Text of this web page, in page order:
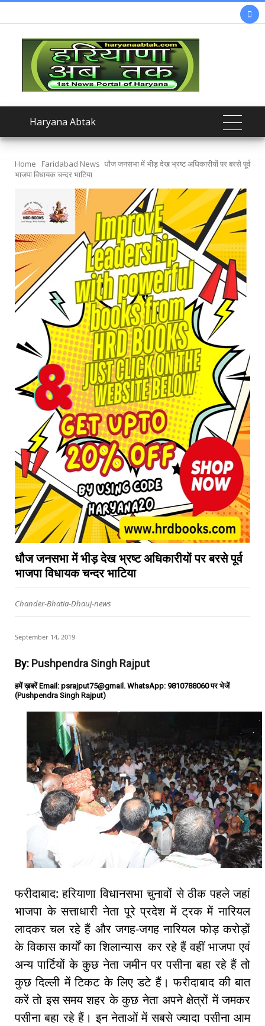

Haryana Abtak
Home Faridabad News धौज जनसभा में भीड़ देख भ्रष्ट अधिकारीयों पर बरसे पूर्व
भाजपा विधायक चन्दर भाटिया
धौज जनसभा में भीड़ देख भ्रष्ट अधिकारीयों पर बरसे पूर्व
भाजपा विधायक चन्दर भाटिया
Chander-Bhatia-Dhauj-news
September 14, 2019
By: Pushpendra Singh Rajput
हमें ख़बरें Email: psrajput75@gmail. WhatsApp: 9810788060 पर भेजें
(Pushpendra Singh Rajput)
फरीदाबाद: हरियाणा विधानसभा चुनावों से ठीक पहले जहां
भाजपा के सत्ताधारी नेता पूरे प्रदेश में ट्रक में नारियल
लादकर चल रहे हैं और जगह-जगह नारियल फोड़ करोड़ों
के विकास कार्यों का शिलान्यास कर रहे हैं वहीं भाजपा एवं
अन्य पार्टियों के कुछ नेता जमीन पर पसीना बहा रहे हैं तो
कुछ दिल्ली में टिकट के लिए डटे हैं। फरीदाबाद की बात
करें तो इस समय शहर के कुछ नेता अपने क्षेत्रों में जमकर
पसीना बहा रहे हैं। इन नेताओं में सबसे ज्यादा पसीना आम